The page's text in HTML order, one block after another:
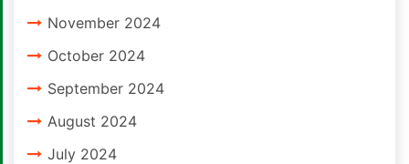
November 2024
October 2024
September 2024
August 2024
July 2024